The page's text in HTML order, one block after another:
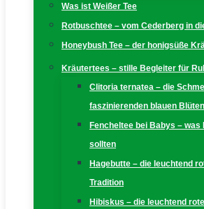
Was ist Weißer Tee
Rotbuschtee – vom Cederberg in
Honeybush Tee – der honigsüße
Kräutertees – stille Begleiter für
Clitoria ternatea – die
faszinierenden blauen Blüten
Fencheltee bei Babys –
sollten
Hagebutte – die leuchtend
Tradition
Hibiskus – die leuchtend